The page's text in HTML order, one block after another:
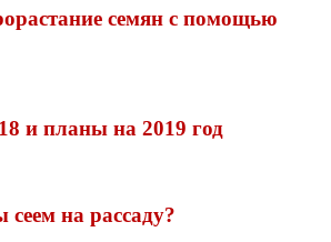
семян с помощью
и планы на 2019 год
на рассаду?